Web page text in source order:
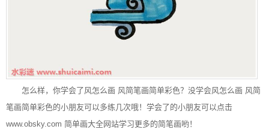
怎么样，你学会了风怎么画 风简笔画简单彩色？没学会风怎么画 风简
笔画简单彩色的小朋友可以多练几次哦！学会了的小朋友可以点击
www.obsky.com 简单画大全网站学习更多的简笔画哟！